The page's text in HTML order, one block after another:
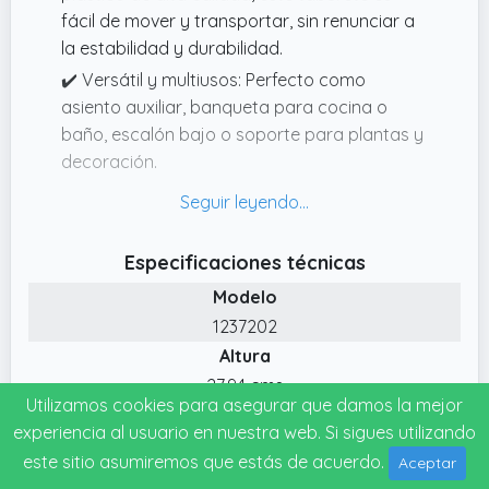
fácil de mover y transportar, sin renunciar a
la estabilidad y durabilidad.
✔️ Versátil y multiusos: Perfecto como
asiento auxiliar, banqueta para cocina o
baño, escalón bajo o soporte para plantas y
decoración.
✔️ Disponible en varios colores modernos:
ambientes y decoraciones.
✔️ Soporta hasta 150 kg: A pesar de su
tamaño compacto, ofrece una gran
resistencia y seguridad para adultos y niños.
✔️ Ahorra espacio fácilmente: Su diseño
apilable permite almacenarlo sin ocupar
apenas sitio, ideal para hogares pequeños,
terrazas o negocios de hostelería.
Especificaciones técnicas
Modelo
1237202
Altura
27.94 cms
Longitud
25.4 cms
Ancho
Utilizamos cookies para asegurar que damos la mejor
experiencia al usuario en nuestra web. Si sigues utilizando
este sitio asumiremos que estás de acuerdo.
Aceptar